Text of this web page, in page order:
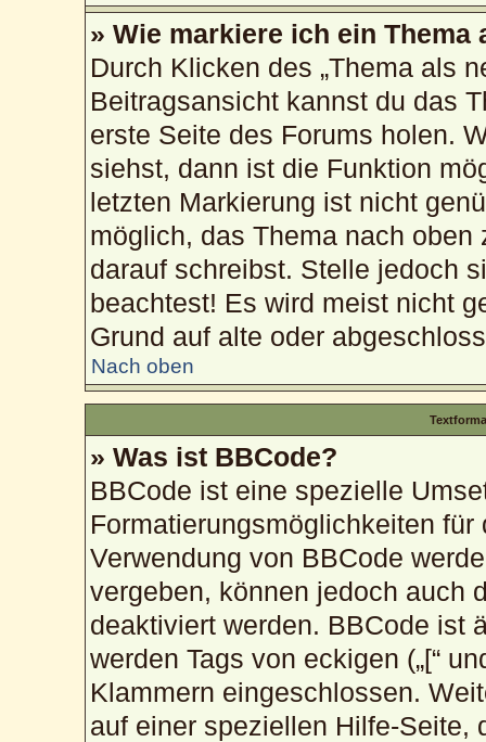
» Wie markiere ich ein Thema
Durch Klicken des „Thema als
Beitragsansicht kannst du das
erste Seite des Forums holen.
siehst, dann ist die Funktion
letzten Markierung ist nicht
möglich, das Thema nach
darauf schreibst. Stelle jedoch
beachtest! Es wird meist nicht
Grund auf alte oder
Nach oben
» Was ist BBCode?
BBCode ist eine spezielle
Formatierungsmöglichkeiten
Verwendung von BBCode
vergeben, können jedoch auch
deaktiviert werden. BBCode ist
werden Tags von eckigen („[“
Klammern eingeschlossen.
auf einer speziellen Hilfe-Seite,